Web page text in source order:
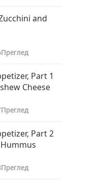
and
Преглед
Part 1
Cheese
Преглед
Part 2
Преглед